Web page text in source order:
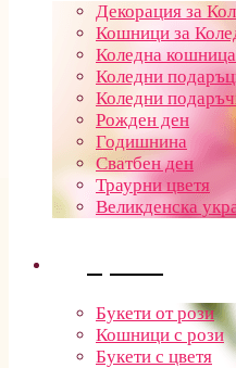
Декорация за
Кошници за
Коледна
Коледни
Коледни
Рожден ден
Годишнина
Сватбен ден
Траурни цветя
Великденска
Букети от рози
Кошници с рози
Букети с цветя